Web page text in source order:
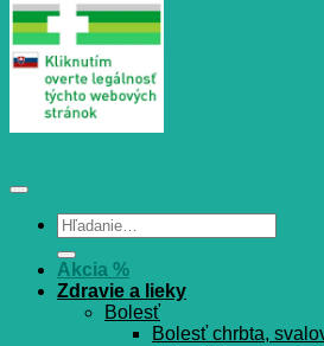
Hľadať:
Akcia %
Zdravie a lieky
Bolesť
Bolesť chrbta,